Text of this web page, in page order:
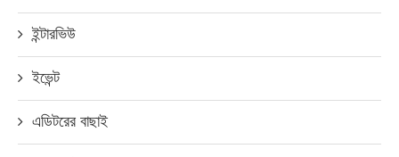
ইন্টারভিউ
ইভেন্ট
এডিটরের বাছাই